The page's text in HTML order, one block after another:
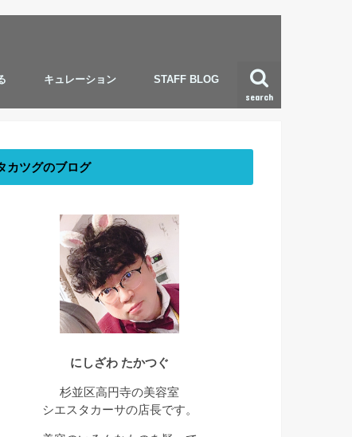
search
キュレーション STAFF BLOG
カツグのブログ
にしざわ たかつぐ
杉並区高円寺の美容室
シエスタカーサの店長です。